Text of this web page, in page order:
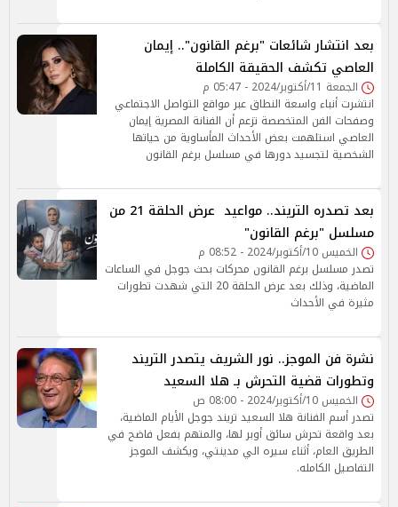
بعد انتشار شائعات "برغم القانون".. إيمان
العاصي تكشف الحقيقة الكاملة
الجمعة 11/أكتوبر/2024 - 05:47 م
انتشرت أنباء واسعة النطاق عبر مواقع التواصل الاجتماعي
وصفحات الفن المتخصصة تزعم أن الفنانة المصرية إيمان
العاصي استلهمت بعض الأحداث المأساوية من حياتها
الشخصية لتجسيد دورها في مسلسل برغم القانون
بعد تصدره التريند.. مواعيد عرض الحلقة 21 من
مسلسل "برغم القانون"
الخميس 10/أكتوبر/2024 - 08:52 م
تصدر مسلسل برغم القانون محركات بحث جوجل في الساعات
الماضية، وذلك بعد عرض الحلقة 20 التي شهدت تطورات
مثيرة في الأحداث
نشرة فن الموجز.. نور الشريف يتصدر التريند
وتطورات قضية التحرش بـ هلا السعيد
الخميس 10/أكتوبر/2024 - 08:00 ص
تصدر أسم الفنانة هلا السعيد تريند جوجل الأيام الماضية،
بعد واقعة تحرش سائق أوبر لها، والمتهم بفعل فاضح في
الطريق العام، أثناء سيره الي مدينتي، ويكشف الموجز
التفاصيل الكامله.